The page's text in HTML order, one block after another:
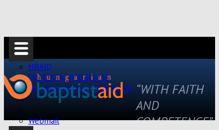
HBAID
DOMESTIC PROGRAMS
INTERNATIONAL PROGRAMS
Webmail
“WITH FAITH
AND
COMPETENCE”